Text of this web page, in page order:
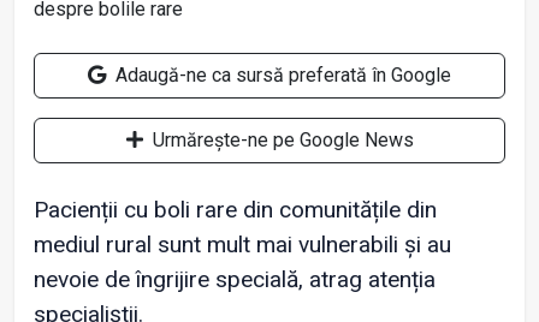
Adaugă-ne ca sursă preferată în Google
Urmărește-ne pe Google News
Pacienții cu boli rare din comunitățile din
mediul rural sunt mult mai vulnerabili și au
nevoie de îngrijire specială, atrag atenția
specialiștii.